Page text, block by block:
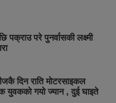
पक्राउ परे पुनर्वासकी लक्ष्मी
दिन राति मोटरसाइकल
युवकको गयो ज्यान , दुई घाइते